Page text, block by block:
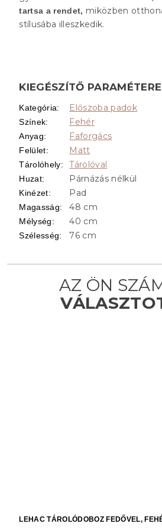
LEHAC TÁROLÓDOBOZ FEDŐVEL,
tartsa a rendet, miközben
stílusába illeszkedik.
KIEGÉSZÍTŐ
Kategória: Előszoba padok
Színek: Fehér
Anyag: Faforgács
Felület: Matt
Tárolóhely: Tárolóval
Huzat: Párnázás nélkül
Kinézet: Pad
Magasság: 48 cm
Mélység: 40 cm
Szélesség: 76 cm